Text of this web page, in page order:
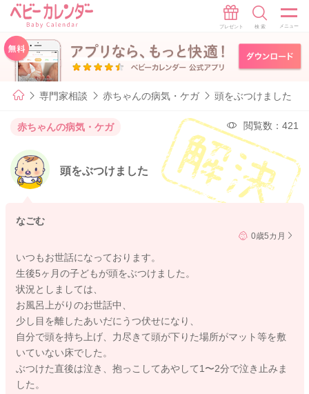
専門家相談 赤ちゃんの病気・ケガ 頭をぶつけました
赤ちゃんの病気・ケガ 閲覧数：421
頭をぶつけました
なごむ
0歳5カ月
いつもお世話になっております。
生後5ヶ月の子どもが頭をぶつけました。
状況としましては、
お風呂上がりのお世話中、
少し目を離したあいだにうつ伏せになり、
自分で頭を持ち上げ、力尽きて頭が下りた場所がマット等を敷
いていない床でした。
ぶつけた直後は泣き、抱っこしてあやして1〜2分で泣き止みま
した。